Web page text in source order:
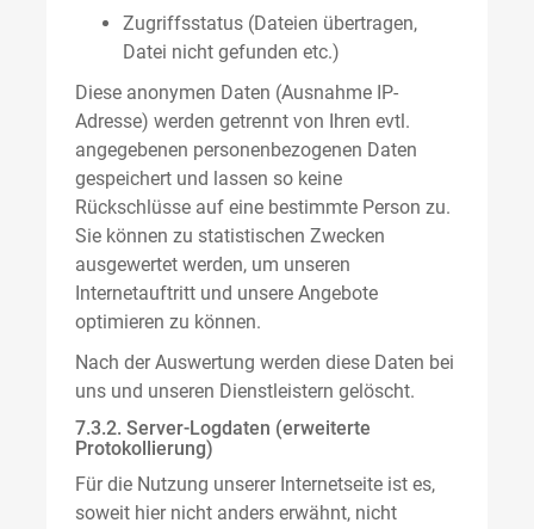
Zugriffsstatus (Dateien übertragen,
Datei nicht gefunden etc.)
Diese anonymen Daten (Ausnahme IP-
Adresse) werden getrennt von Ihren evtl.
angegebenen personenbezogenen Daten
gespeichert und lassen so keine
Rückschlüsse auf eine bestimmte Person zu.
Sie können zu statistischen Zwecken
ausgewertet werden, um unseren
Internetauftritt und unsere Angebote
optimieren zu können.
Nach der Auswertung werden diese Daten bei
uns und unseren Dienstleistern gelöscht.
7.3.2. Server-Logdaten (erweiterte
Protokollierung)
Für die Nutzung unserer Internetseite ist es,
soweit hier nicht anders erwähnt, nicht